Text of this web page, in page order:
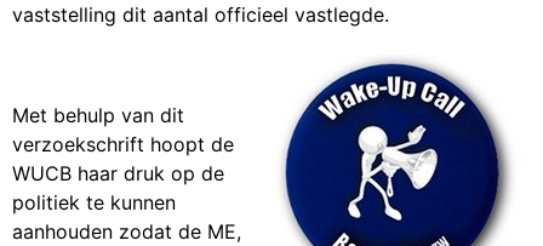
vaststelling dit aantal officieel vastlegde.
Met behulp van dit
verzoekschrift hoopt de
WUCB haar druk op de
politiek te kunnen
aanhouden zodat de ME,